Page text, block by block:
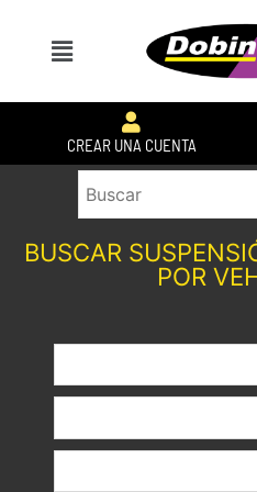
contenido
Menú
CREAR UNA CUENTA
BUSCAR
POR